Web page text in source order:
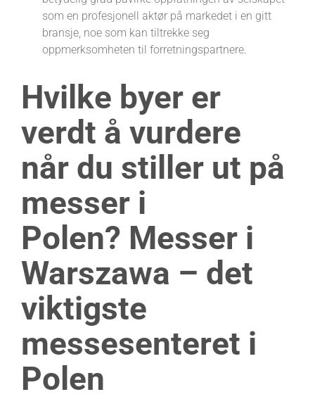
som en profesjonell aktør på markedet i en gitt
bransje, noe som kan tiltrekke seg
oppmerksomheten til forretningspartnere.
Hvilke byer er
verdt å vurdere
når du stiller ut på
messer i
Polen? Messer i
Warszawa – det
viktigste
messesenteret i
Polen